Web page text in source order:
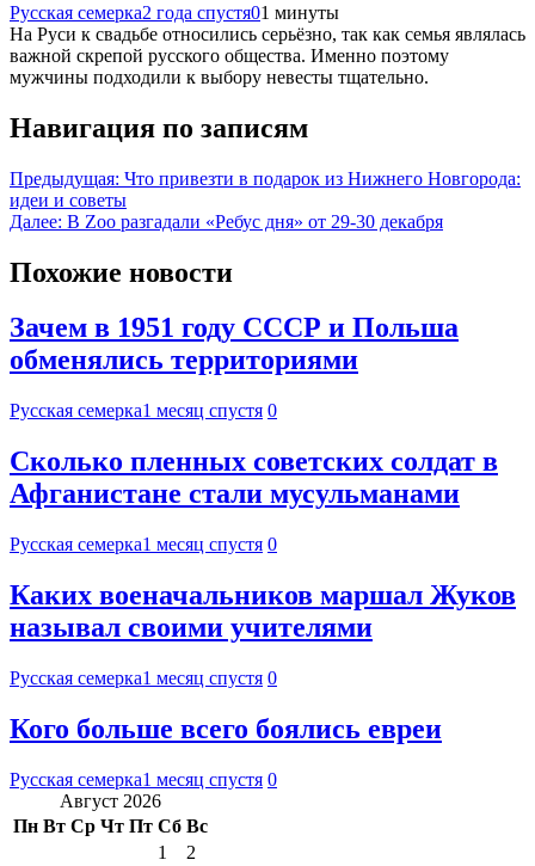
Русская семерка2 года спустя01 минуты
На Руси к свадьбе относились серьёзно, так как семья являлась
важной скрепой русского общества. Именно поэтому
мужчины подходили к выбору невесты тщательно.
Навигация по записям
Предыдущая: Что привезти в подарок из Нижнего Новгорода:
идеи и советы
Далее: В Zoo разгадали «Ребус дня» от 29-30 декабря
Похожие новости
Зачем в 1951 году СССР и Польша
обменялись территориями
Русская семерка1 месяц спустя 0
Сколько пленных советских солдат в
Афганистане стали мусульманами
Русская семерка1 месяц спустя 0
Каких военачальников маршал Жуков
называл своими учителями
Русская семерка1 месяц спустя 0
Кого больше всего боялись евреи
Русская семерка1 месяц спустя 0
Август 2026
Пн Вт Ср Чт Пт Сб Вс
1
2